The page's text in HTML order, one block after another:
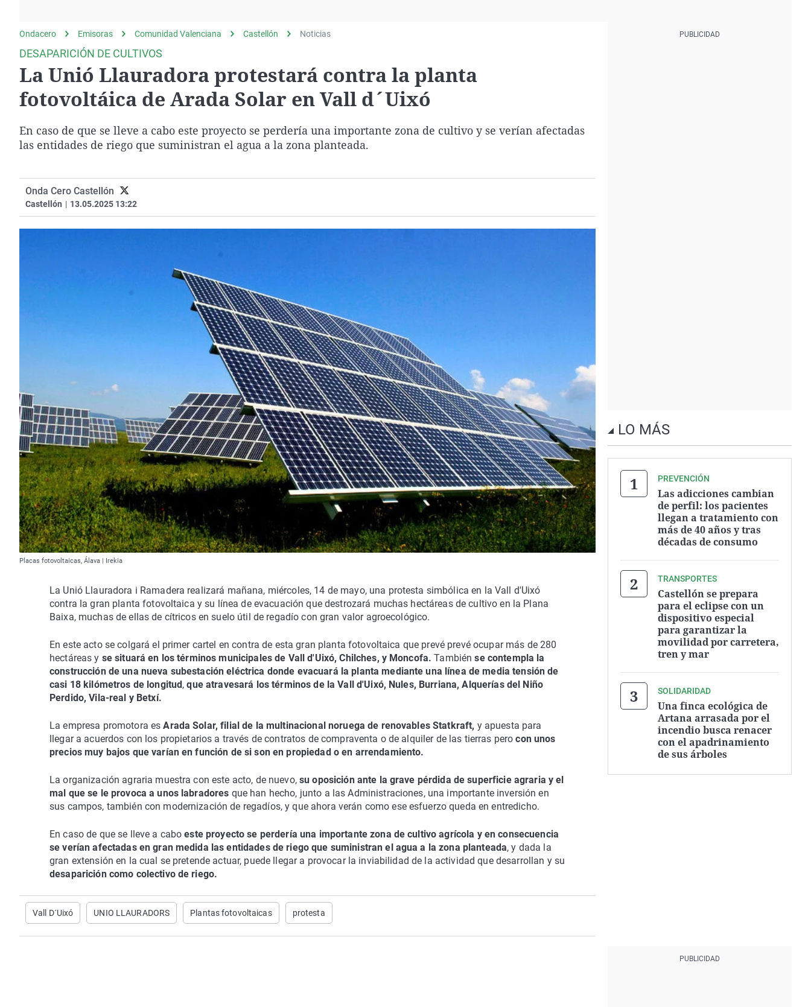
gato
Operación Viuda
Negra
País Vasco
Ondacero Emisoras Comunidad Valenciana Castellón Noticias
DESAPARICIÓN DE CULTIVOS
La Unió Llauradora protestará contra la planta
fotovoltáica de Arada Solar en Vall d´Uixó
En caso de que se lleve a cabo este proyecto se perdería una importante zona de cultivo y se verían afectadas
las entidades de riego que suministran el agua a la zona planteada.
Onda Cero Castellón
Castellón | 13.05.2025 13:22
Placas fotovoltaicas, Álava | Irekia
La Unió Llauradora i Ramadera realizará mañana, miércoles, 14 de mayo, una protesta simbólica en la Vall d'Uixó
contra la gran planta fotovoltaica y su línea de evacuación que destrozará muchas hectáreas de cultivo en la Plana
Baixa, muchas de ellas de cítricos en suelo útil de regadío con gran valor agroecológico.
En este acto se colgará el primer cartel en contra de esta gran planta fotovoltaica que prevé prevé ocupar más de 280
hectáreas y se situará en los términos municipales de Vall d'Uixó, Chilches, y Moncofa. Tambiénse contempla la
construcción de una nueva subestación eléctrica donde evacuará la planta mediante una línea de media tensión de
casi 18 kilómetros de longitud ,que atravesará los términos de la Vall d'Uixó, Nules, Burriana, Alquerías del Niño
Perdido, Vila-real y Betxí.
La empresa promotora es Arada Solar, filial de la multinacional noruega de renovables Statkraft, y apuesta para
llegar a acuerdos con los propietarios a través de contratos de compraventa o de alquiler de las tierras pero con unos
precios muy bajos que varían en función de si son en propiedad o en arrendamiento.
La organización agraria muestra con este acto, de nuevo,su oposición ante la grave pérdida de superficie agraria y el
mal que se le provoca a unos labradores que han hecho, junto a las Administraciones, una importante inversión en
sus campos, también con modernización de regadíos, y que ahora verán como ese esfuerzo queda en entredicho.
En caso de que se lleve a caboeste proyecto se perdería una importante zona de cultivo agrícola y en consecuencia
se verían afectadas en gran medida las entidades de riego que suministran el agua a la zona planteada, y dada la
gran extensión en la cual se pretende actuar, puede llegar a provocar la inviabilidad de la actividad que desarrollan y su
desaparición como colectivo de riego.
Vall D´Uixó UNIO LLAURADORS Plantas fotovoltaicas protesta
LO MÁS
PREVENCIÓN
Las adicciones cambian
de perfil: los pacientes
llegan a tratamiento con
más de 40 años y tras
décadas de consumo
TRANSPORTES
Castellón se prepara
para el eclipse con un
dispositivo especial
para garantizar la
movilidad por carretera,
tren y mar
SOLIDARIDAD
Una finca ecológica de
Artana arrasada por el
incendio busca renacer
con el apadrinamiento
de sus árboles